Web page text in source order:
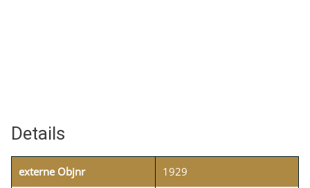
Details
externe Objnr 1929